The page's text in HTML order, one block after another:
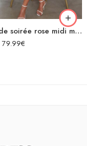
Robe de soirée rose midi moulante fendue manches courtes découpe sexy avec chaînette zigzag dans le dos
79.99€